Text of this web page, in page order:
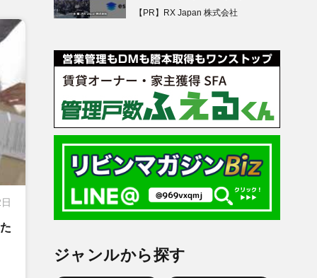
【PR】RX Japan 株式会社
ジャンルから探す